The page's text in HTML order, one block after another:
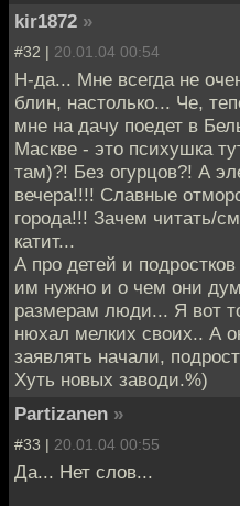
kir1872 »
#32 | 20.01.04 00:54
Н-да... Мне всегда не
блин, настолько... Че,
мне на дачу поедет в
Маскве - это психушка
там)?! Без огурцов?! А
вечера!!!! Славные
города!!! Зачем читать/
катит...
А про детей и
им нужно и о чем они
размерам люди... Я вот
нюхал мелких своих.. А
заявлять начали,
Хуть новых заводи.%)
Partizanen »
#33 | 20.01.04 00:55
Да... Нет слов...